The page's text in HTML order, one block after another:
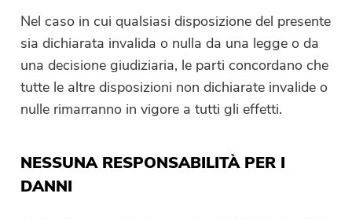
Nel caso in cui qualsiasi disposizione del presente
sia dichiarata invalida o nulla da una legge o da
una decisione giudiziaria, le parti concordano che
tutte le altre disposizioni non dichiarate invalide o
nulle rimarranno in vigore a tutti gli effetti.
NESSUNA RESPONSABILITÀ PER I
DANNI
Abbonati alle nostre notizie sulle
Prompt